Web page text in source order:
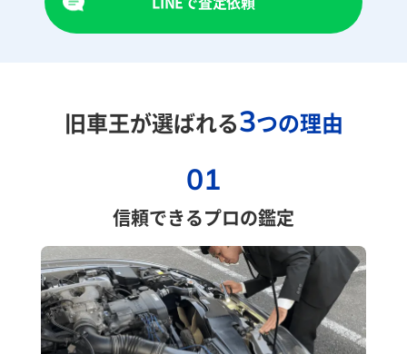
旧車王が選ばれる3つの理由
01
信頼できるプロの鑑定